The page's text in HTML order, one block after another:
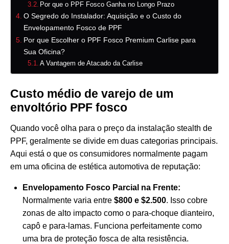
Por que o PPF Fosco Ganha no Longo Prazo
O Segredo do Instalador: Aquisição e o Custo do
Envelopamento Fosco de PPF
Por que Escolher o PPF Fosco Premium Carlise para
Sua Oficina?
A Vantagem de Atacado da Carlise
Custo médio de varejo de um
envoltório PPF fosco
Quando você olha para o preço da instalação stealth de
PPF, geralmente se divide em duas categorias principais.
Aqui está o que os consumidores normalmente pagam
em uma oficina de estética automotiva de reputação:
Envelopamento Fosco Parcial na Frente:
Normalmente varia entre $800 e $2.500. Isso cobre
zonas de alto impacto como o para-choque dianteiro,
capô e para-lamas. Funciona perfeitamente como
uma bra de proteção fosca de alta resistência.